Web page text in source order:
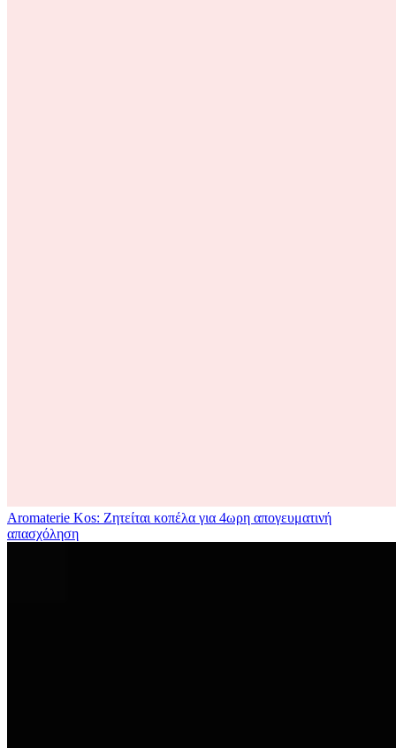
Aromaterie Kos: Ζητείται κοπέλα για 4ωρη απογευματινή
απασχόληση